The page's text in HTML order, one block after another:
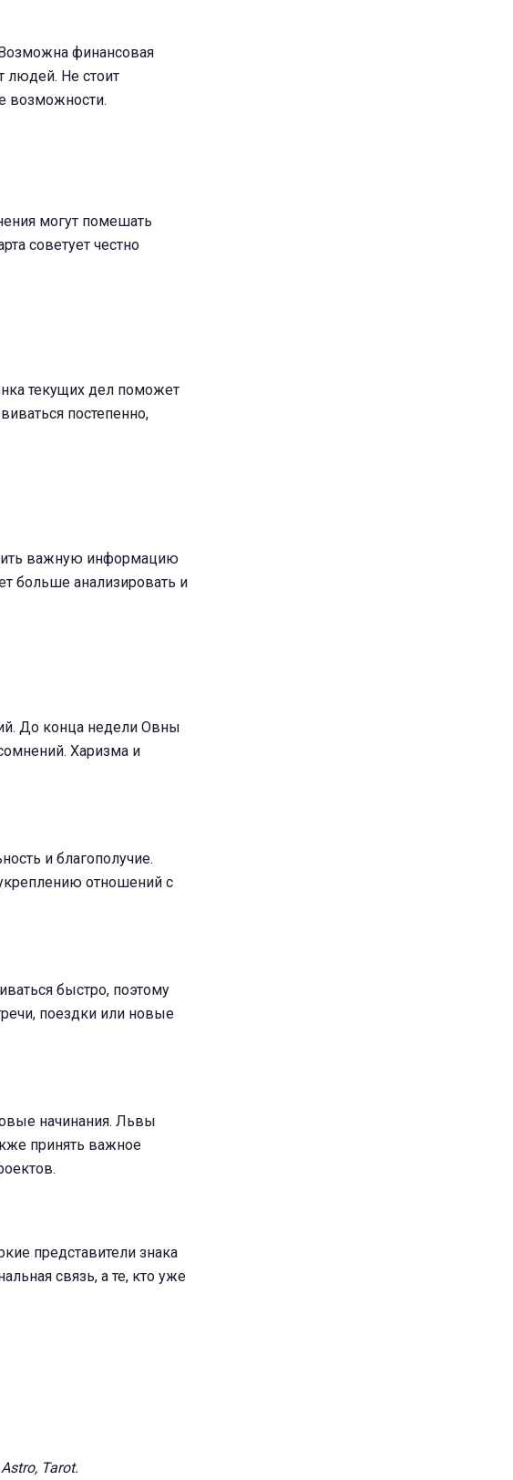
финансовая
людей. Не стоит
возможности.
могут помешать
советует честно
текущих дел поможет
постепенно,
важную информацию
больше анализировать и
До конца недели Овны
Харизма и
и благополучие.
отношений с
быстро, поэтому
поездки или новые
начинания. Львы
принять важное
представители знака
связь, а те, кто уже
Tarot.